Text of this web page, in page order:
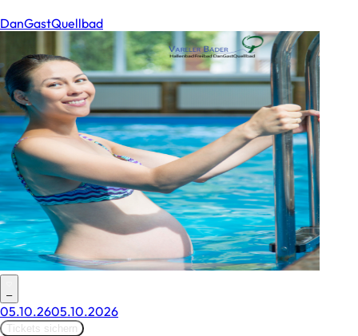
DanGastQuellbad
–
05.10.2605.10.2026
Tickets sichern